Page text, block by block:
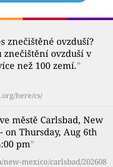
znečištěné ovzduší?
znečištění ovzduší v
než 100 zemí.”
here/cs/
městě Carlsbad, New
on Thursday, Aug 6th
pm”
mexico/carlsbad/202608